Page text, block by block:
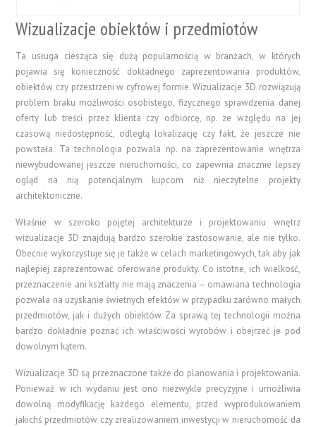
Wizualizacje obiektów i przedmiotów
Ta usługa ciesząca się dużą popularnością w branżach, w których
pojawia się konieczność dokładnego zaprezentowania produktów,
obiektów czy przestrzeni w cyfrowej formie. Wizualizacje 3D rozwiązują
problem braku możliwości osobistego, fizycznego sprawdzenia danej
oferty lub treści przez klienta czy odbiorcę, np. ze względu na jej
czasową niedostępność, odległą lokalizację czy fakt, że jeszcze nie
powstała. Ta technologia pozwala np. na zaprezentowanie wnętrza
niewybudowanej jeszcze nieruchomości, co zapewnia znacznie lepszy
ogląd na nią potencjalnym kupcom niż nieczytelne projekty
architektoniczne.
Właśnie w szeroko pojętej architekturze i projektowaniu wnętrz
wizualizacje 3D znajdują bardzo szerokie zastosowanie, ale nie tylko.
Obecnie wykorzystuje się je także w celach marketingowych, tak aby jak
najlepiej zaprezentować oferowane produkty. Co istotne, ich wielkość,
przeznaczenie ani kształty nie mają znaczenia – omawiana technologia
pozwala na uzyskanie świetnych efektów w przypadku zarówno małych
przedmiotów, jak i dużych obiektów. Za sprawą tej technologii można
bardzo dokładnie poznać ich właściwości wyrobów i obejrzeć je pod
dowolnym kątem.
Wizualizacje 3D są przeznaczone także do planowania i projektowania.
Ponieważ w ich wydaniu jest ono niezwykle precyzyjne i umożliwia
dowolną modyfikację każdego elementu, przed wyprodukowaniem
jakichś przedmiotów czy zrealizowaniem inwestycji w nieruchomość da